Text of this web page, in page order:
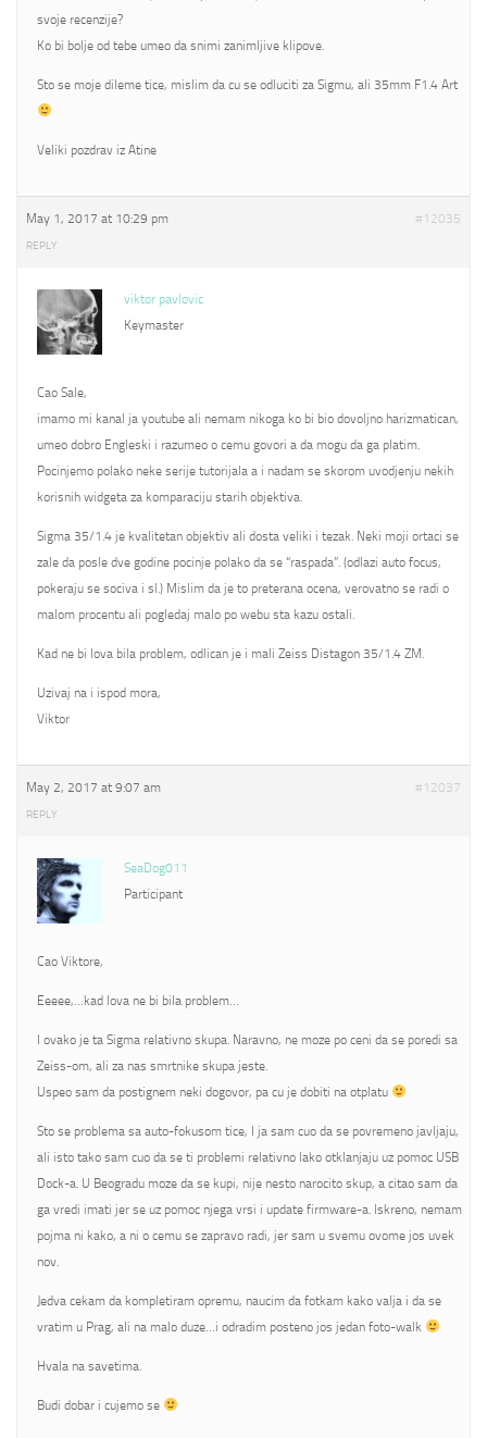
svoje recenzije?
Ko bi bolje od tebe umeo da snimi zanimljive klipove.
Sto se moje dileme tice, mislim da cu se odluciti za Sigmu, ali 35mm F1.4 Art
Veliki pozdrav iz Atine
May 1, 2017 at 10:29 pm #12035
REPLY
viktor pavlovic
Keymaster
Cao Sale,
imamo mi kanal ja youtube ali nemam nikoga ko bi bio dovoljno harizmatican,
umeo dobro Engleski i razumeo o cemu govori a da mogu da ga platim.
Pocinjemo polako neke serije tutorijala a i nadam se skorom uvodjenju nekih
korisnih widgeta za komparaciju starih objektiva.
Sigma 35/1.4 je kvalitetan objektiv ali dosta veliki i tezak. Neki moji ortaci se
zale da posle dve godine pocinje polako da se “raspada”. (odlazi auto focus,
pokeraju se sociva i sl.) Mislim da je to preterana ocena, verovatno se radi o
malom procentu ali pogledaj malo po webu sta kazu ostali.
Kad ne bi lova bila problem, odlican je i mali Zeiss Distagon 35/1.4 ZM.
Uzivaj na i ispod mora,
Viktor
May 2, 2017 at 9:07 am #12037
REPLY
SeaDog011
Participant
Cao Viktore,
Eeeee,…kad lova ne bi bila problem…
I ovako je ta Sigma relativno skupa. Naravno, ne moze po ceni da se poredi sa
Zeiss-om, ali za nas smrtnike skupa jeste.
Uspeo sam da postignem neki dogovor, pa cu je dobiti na otplatu
Sto se problema sa auto-fokusom tice, I ja sam cuo da se povremeno javljaju,
ali isto tako sam cuo da se ti problemi relativno lako otklanjaju uz pomoc USB
Dock-a. U Beogradu moze da se kupi, nije nesto narocito skup, a citao sam da
ga vredi imati jer se uz pomoc njega vrsi i update firmware-a. Iskreno, nemam
pojma ni kako, a ni o cemu se zapravo radi, jer sam u svemu ovome jos uvek
nov.
Jedva cekam da kompletiram opremu, naucim da fotkam kako valja i da se
vratim u Prag, ali na malo duze…i odradim posteno jos jedan foto-walk
Hvala na savetima.
Budi dobar i cujemo se